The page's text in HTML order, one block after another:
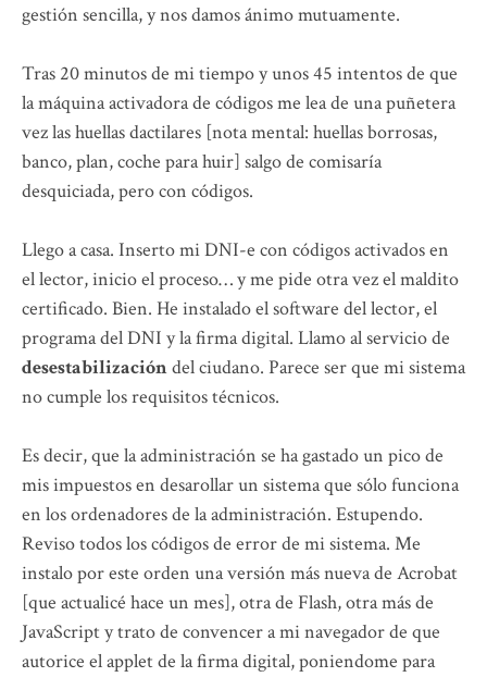
gestión sencilla, y nos damos ánimo mutuamente.
Tras 20 minutos de mi tiempo y unos 45 intentos de que
la máquina activadora de códigos me lea de una puñetera
vez las huellas dactilares [nota mental: huellas borrosas,
banco, plan, coche para huir] salgo de comisaría
desquiciada, pero con códigos.
Llego a casa. Inserto mi DNI-e con códigos activados en
el lector, inicio el proceso… y me pide otra vez el maldito
certificado. Bien. He instalado el software del lector, el
programa del DNI y la firma digital. Llamo al servicio de
desestabilizacióndel ciudano. Parece ser que mi sistema
no cumple los requisitos técnicos.
Es decir, que la administración se ha gastado un pico de
mis impuestos en desarollar un sistema que sólo funciona
en los ordenadores de la administración. Estupendo.
Reviso todos los códigos de error de mi sistema. Me
instalo por este orden una versión más nueva de Acrobat
[que actualicé hace un mes], otra de Flash, otra más de
JavaScript y trato de convencer a mi navegador de que
autorice el applet de la firma digital, poniendome para